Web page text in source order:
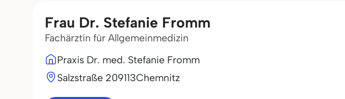
Frau Dr. Stefanie Fromm
Fachärztin für Allgemeinmedizin
Praxis Dr. med. Stefanie Fromm
Salzstraße 209113Chemnitz